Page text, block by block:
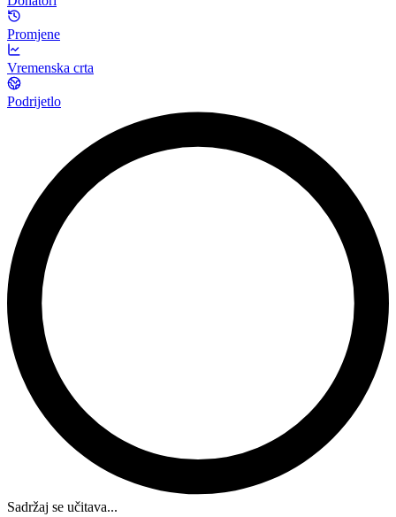
Promjene
Vremenska crta
Podrijetlo
Sadržaj se učitava...